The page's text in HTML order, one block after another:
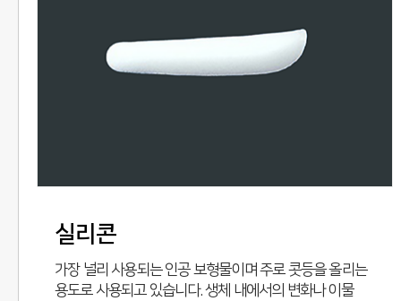
실리콘
가장 널리 사용되는 인공 보형물이며 주로 콧등을 올리는
용도로 사용되고 있습니다. 생체 내에서의 변화나 이물